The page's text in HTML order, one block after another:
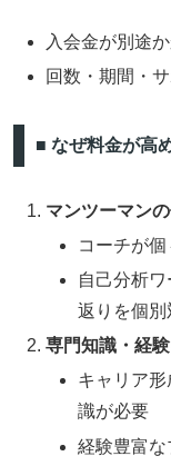
入会金が別途
回数・期間・
■ なぜ料金が高
マンツーマン
コーチが
自己分析
返りを個別
専門知識・経
キャリア
識が必要
経験豊富